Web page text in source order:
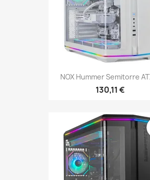
NOX Hummer Semitorre
130,11 €